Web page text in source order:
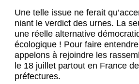
Une telle issue ne ferait
niant le verdict des urnes. La
une réelle alternative
écologique ! Pour faire
appelons à rejoindre les
le 18 juillet partout en France
préfectures.